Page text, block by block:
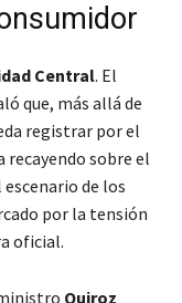
Central. El
que, más allá de
registrar por el
sobre el
de los
por la tensión
oficial.
Quiroz